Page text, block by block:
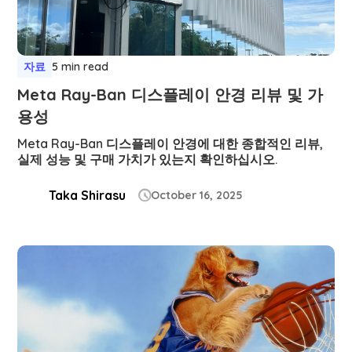
자료 5 min read
Meta Ray-Ban 디스플레이 안경 리뷰 및 가
용성
Meta Ray-Ban 디스플레이 안경에 대한 종합적인 리뷰,
실제 성능 및 구매 가치가 있는지 확인하십시오.
Taka Shirasu October 16, 2025